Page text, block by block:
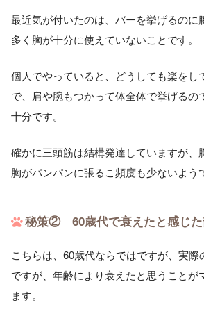
最近気が付いたのは、バーを挙げるのに
多く胸が十分に使えていないことです。
個人でやっていると、どうしても楽をし
で、肩や腕もつかって体全体で挙げるの
十分です。
確かに三頭筋は結構発達していますが、
胸がパンパンに張るこ頻度も少ないよう
秘策② 60歳代で衰えたと感じた
こちらは、60歳代ならではですが、実際
ですが、年齢により衰えたと思うことが
ます。